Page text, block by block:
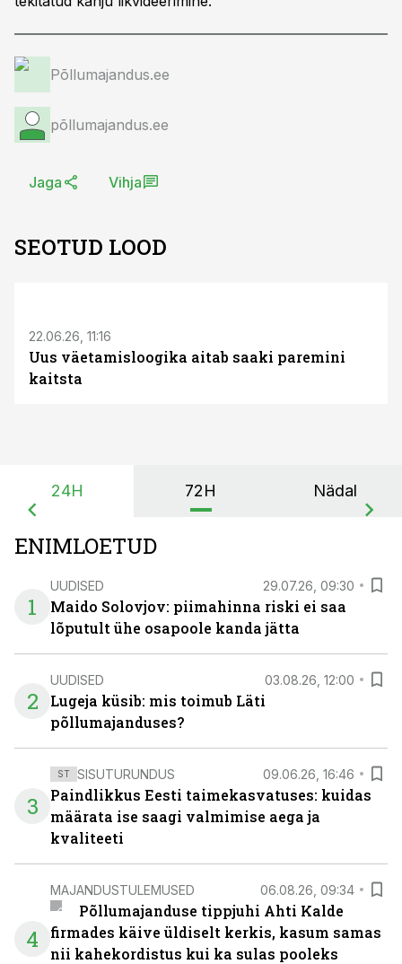
Põllumajandus.ee
põllumajandus.ee
Jaga Vihja
SEOTUD LOOD
22.06.26, 11:16
Uus väetamisloogika aitab saaki paremini
kaitsta
24H 72H Nädal
ENIMLOETUD
1
UUDISED 29.07.26, 09:30
Maido Solovjov: piimahinna riski ei saa
lõputult ühe osapoole kanda jätta
2
UUDISED 03.08.26, 12:00
Lugeja küsib: mis toimub Läti
põllumajanduses?
3
ST SISUTURUNDUS 09.06.26, 16:46
Paindlikkus Eesti taimekasvatuses: kuidas
määrata ise saagi valmimise aega ja
kvaliteeti
4
MAJANDUSTULEMUSED 06.08.26, 09:34
Põllumajanduse tippjuhi Ahti Kalde
firmades käive üldiselt kerkis, kasum samas
nii kahekordistus kui ka sulas pooleks